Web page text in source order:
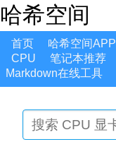
哈希空间
首页 哈希空间APP
CPU
笔记本推荐
Markdown在线工具